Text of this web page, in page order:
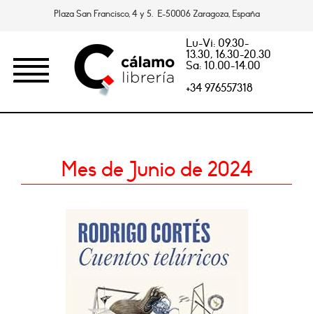
Plaza San Francisco, 4 y 5. E-50006 Zaragoza, España
Lu-Vi: 09.30-
13.30, 16.30-20.30
Sa: 10.00-14.00
+34 976557318
Mes de Junio de 2024